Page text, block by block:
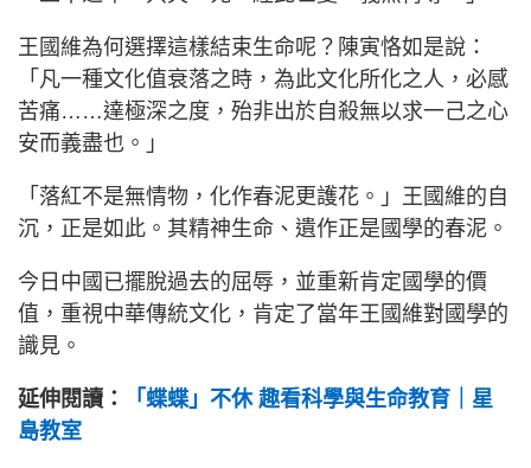
王國維為何選擇這樣結束生命呢？陳寅恪如是說：
「凡一種文化值衰落之時，為此文化所化之人，必感
苦痛……達極深之度，殆非出於自殺無以求一己之心
安而義盡也。」
「落紅不是無情物，化作春泥更護花。」王國維的自
沉，正是如此。其精神生命、遺作正是國學的春泥。
今日中國已擺脫過去的屈辱，並重新肯定國學的價
值，重視中華傳統文化，肯定了當年王國維對國學的
識見。
延伸閱讀：
「蝶蝶」不休 趣看科學與生命教育｜星
島教室